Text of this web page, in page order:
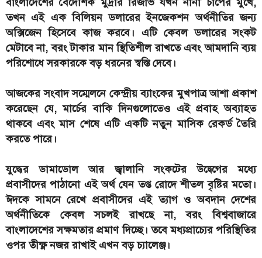
বাংলাদেশের বৈদেশিক মুদ্রার রিজার্ভ যখন নানা চাপের মুখে,
তখন এই এক বিলিয়ন ডলারের ইনজেকশন অর্থনীতির জন্য
অক্সিজেন হিসেবে কাজ করবে। এটি কেবল ডলারের সংকট
মেটাবে না, বরং টাকার মান স্থিতিশীল রাখতে এবং আমদানি ব্যয়
পরিশোধে সরকারকে বড় ধরনের স্বস্তি দেবে।
আজকের সংবাদ সম্মেলনে কেন্দ্রীয় ব্যাংকের মুখপাত্র আশা প্রকাশ
করেছেন যে, মার্চের বাকি দিনগুলোতেও এই প্রবাহ অব্যাহত
থাকবে এবং মাস শেষে এটি একটি নতুন মাসিক রেকর্ড তৈরি
করতে পারে।
যুদ্ধের ডামাডোল আর জ্বালানি সংকটের উদ্বেগের মধ্যে
প্রবাসীদের পাঠানো এই অর্থ যেন তপ্ত রোদে শীতল বৃষ্টির মতো।
ঈদকে সামনে রেখে প্রবাসীদের এই ত্যাগ ও অবদান দেশের
অর্থনীতিকে কেবল সচলই রাখছে না, বরং বিশ্ববাজারে
বাংলাদেশের সক্ষমতার প্রমাণ দিচ্ছে। তবে মধ্যপ্রাচ্যের পরিস্থিতির
ওপর তীক্ষ্ণ নজর রাখাই এখন বড় চ্যালেঞ্জ।